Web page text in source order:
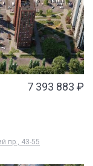
7 393 883 ₽
пр., 43-55